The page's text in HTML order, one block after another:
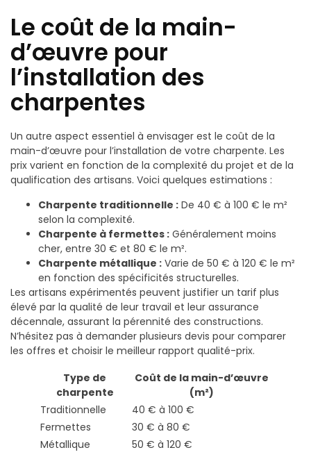
Le coût de la main-
d’œuvre pour
l’installation des
charpentes
Un autre aspect essentiel à envisager est le coût de la
main-d’œuvre pour l’installation de votre charpente. Les
prix varient en fonction de la complexité du projet et de la
qualification des artisans. Voici quelques estimations :
Charpente traditionnelle : De 40 € à 100 € le m²
selon la complexité.
Charpente à fermettes : Généralement moins
cher, entre 30 € et 80 € le m².
Charpente métallique : Varie de 50 € à 120 € le m²
en fonction des spécificités structurelles.
Les artisans expérimentés peuvent justifier un tarif plus
élevé par la qualité de leur travail et leur assurance
décennale, assurant la pérennité des constructions.
N’hésitez pas à demander plusieurs devis pour comparer
les offres et choisir le meilleur rapport qualité-prix.
Type de
charpente
Coût de la main-d’œuvre
(m²)
Traditionnelle
40 € à 100 €
Fermettes
30 € à 80 €
Métallique
50 € à 120 €